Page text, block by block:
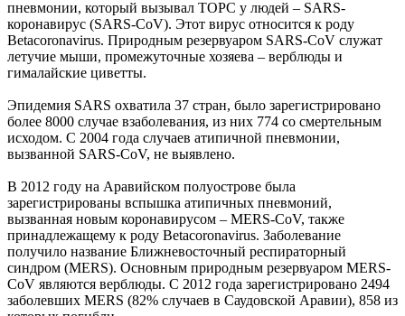
пневмонии, который вызывал ТОРС у людей – SARS-
коронавирус (SARS-CoV). Этот вирус относится к роду
Betacoronavirus. Природным резервуаром SARS-CoV служат
летучие мыши, промежуточные хозяева – верблюды и
гималайские циветты.
Эпидемия SARS охватила 37 стран, было зарегистрировано
более 8000 случае взаболевания, из них 774 со смертельным
исходом. С 2004 года случаев атипичной пневмонии,
вызванной SARS-CoV, не выявлено.
В 2012 году на Аравийском полуострове была
зарегистрированы вспышка атипичных пневмоний,
вызванная новым коронавирусом – MERS-CoV, также
принадлежащему к роду Betacoronavirus. Заболевание
получило название Ближневосточный респираторный
синдром (MERS). Основным природным резервуаром MERS-
CoV являются верблюды. С 2012 года зарегистрировано 2494
заболевших MERS (82% случаев в Саудовской Аравии), 858 из